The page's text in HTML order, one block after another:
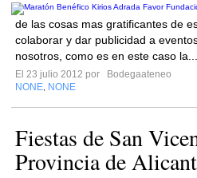
de las cosas mas gratificantes de
colaborar y dar publicidad a
nosotros, como es en este caso la...
El 23 julio 2012 por
Bodegaateneo
NONE NONE
Fiestas de San
Provincia de